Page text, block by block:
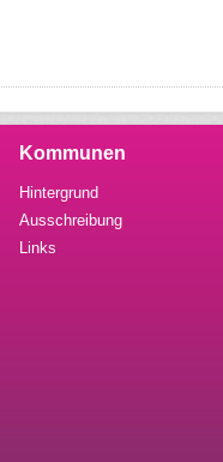
Kommunen
Hintergrund
Ausschreibung
Links